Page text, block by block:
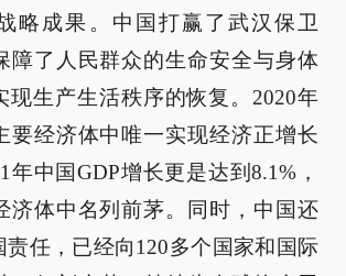
略成果。中国打赢了武汉保卫
障了人民群众的生命安全与身体
现生产生活秩序的恢复。2020年
要经济体中唯一实现经济正增长
年中国GDP增长更是达到8.1%，
济体中名列前茅。同时，中国还
责任，已经向120多个国家和国际